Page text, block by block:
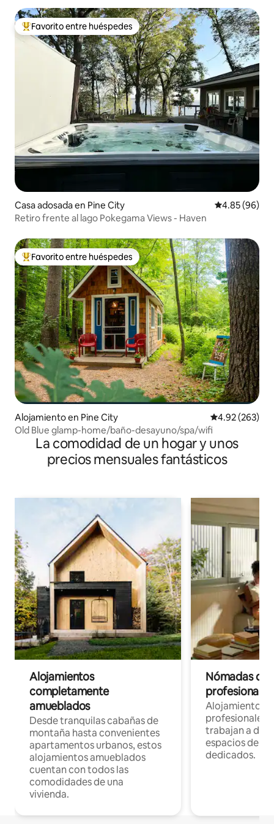
Favorito entre huéspedes preferido
Favorito entre huéspedes
Casa adosada en Pine City Calificación
4.85 (96)
Retiro frente al lago Pokegama Views - Haven
Favorito entre huéspedes preferido
Favorito entre huéspedes
Alojamiento en Pine City Calificación
4.92 (263)
Old Blue glamp-home/baño-desayuno/spa/wifi
La comodidad de un hogar y unos
precios mensuales fantásticos
Alojamientos
completamente
amueblados
Desde tranquilas cabañas de
montaña hasta convenientes
apartamentos urbanos, estos
alojamientos amueblados
cuentan con todos las
comodidades de una
vivienda.
Nómadas
Alojamientos
profesionales
trabajan a
espacios de
dedicados.